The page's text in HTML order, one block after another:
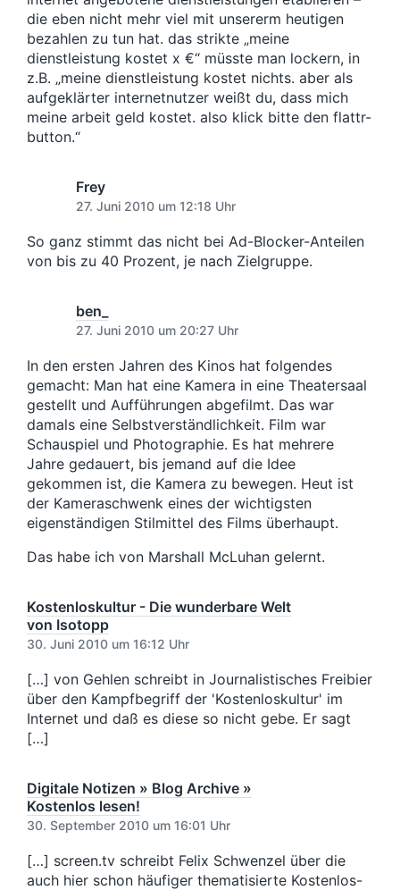
g
:
a
g
:
die eben nicht mehr viel mit unsererm heutigen
bezahlen zu tun hat. das strikte „meine
dienstleistung kostet x €“ müsste man lockern, in
z.B. „meine dienstleistung kostet nichts. aber als
aufgeklärter internetnutzer weißt du, dass mich
meine arbeit geld kostet. also klick bitte den flattr-
button.“
Frey
27. Juni 2010 um 12:18 Uhr
So ganz stimmt das nicht bei Ad-Blocker-Anteilen
von bis zu 40 Prozent, je nach Zielgruppe.
ben_
27. Juni 2010 um 20:27 Uhr
In den ersten Jahren des Kinos hat folgendes
gemacht: Man hat eine Kamera in eine Theatersaal
gestellt und Aufführungen abgefilmt. Das war
damals eine Selbstverständlichkeit. Film war
Schauspiel und Photographie. Es hat mehrere
Jahre gedauert, bis jemand auf die Idee
gekommen ist, die Kamera zu bewegen. Heut ist
der Kameraschwenk eines der wichtigsten
eigenständigen Stilmittel des Films überhaupt.
Das habe ich von Marshall McLuhan gelernt.
Kostenloskultur - Die wunderbare Welt
von Isotopp
30. Juni 2010 um 16:12 Uhr
[…] von Gehlen schreibt in Journalistisches Freibier
über den Kampfbegriff der 'Kostenloskultur' im
Internet und daß es diese so nicht gebe. Er sagt
[…]
Digitale Notizen » Blog Archive »
Kostenlos lesen!
30. September 2010 um 16:01 Uhr
[…] screen.tv schreibt Felix Schwenzel über die
auch hier schon häufiger thematisierte Kostenlos-